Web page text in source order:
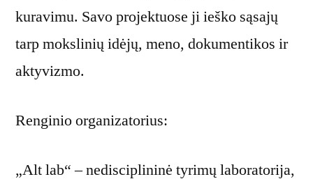
kuravimu. Savo projektuose ji ieško sąsajų
tarp mokslinių idėjų, meno, dokumentikos ir
aktyvizmo.
Renginio organizatorius:
„Alt lab“ – nedisciplininė tyrimų laboratorija,